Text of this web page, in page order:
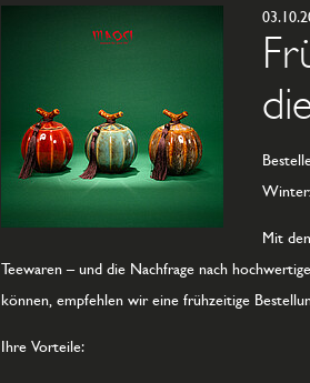
Mit
Teewaren – und die Nachfrage nach
können, empfehlen wir eine frühzeitige
Ihre Vorteile: